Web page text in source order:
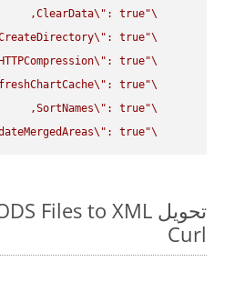
\"
ClearData\"
\"
\"
\"
\"
\"
\"
\"
SortNames\"
\"
\" : true}"
Curl